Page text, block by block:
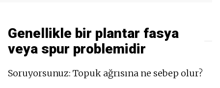
Genellikle bir plantar fasya
veya spur problemidir
Soruyorsunuz: Topuk ağrısına ne sebep olur?